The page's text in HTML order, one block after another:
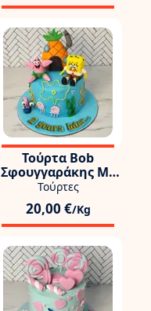
Τούρτα Bob
Σφουγγαράκης Με
Πάτρικ Και Ανανά
Τούρτες
20,00 €/Kg